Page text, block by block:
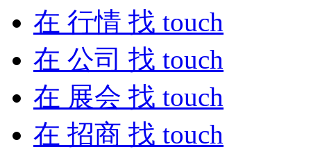
在 行情 找 touch
在 公司 找 touch
在 展会 找 touch
在 招商 找 touch